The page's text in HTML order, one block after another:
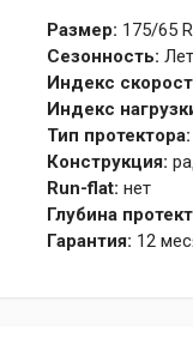
Размер: 175/65
Сезонность:
Индекс
Индекс
Тип протектора:
Конструкция:
Run-flat: нет
Глубина
Гарантия: 12